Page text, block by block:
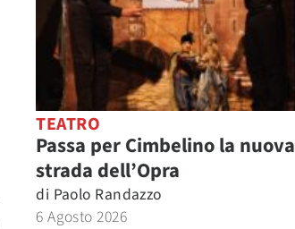
TEATRO
Passa per Cimbelino la nuova
strada dell’Opra
di Paolo Randazzo
6 Agosto 2026